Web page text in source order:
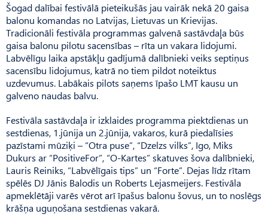
Šogad dalībai festivālā pieteikušās jau vairāk nekā 20 gaisa
balonu komandas no Latvijas, Lietuvas un Krievijas.
Tradicionāli festivāla programmas galvenā sastāvdaļa būs
gaisa balonu pilotu sacensības – rīta un vakara lidojumi.
Labvēlīgu laika apstākļu gadījumā dalībnieki veiks septiņus
sacensību lidojumus, katrā no tiem pildot noteiktus
uzdevumus. Labākais pilots saņems īpašo LMT kausu un
galveno naudas balvu.
Festivāla sastāvdaļa ir izklaides programma piektdienas un
sestdienas, 1.jūnija un 2.jūnija, vakaros, kurā piedalīsies
pazīstami mūziķi – “Otra puse”, “Dzelzs vilks”, Igo, Miks
Dukurs ar “PositiveFor”, “O-Kartes” skatuves šova dalībnieki,
Lauris Reiniks, “Labvēlīgais tips” un “Forte”. Dejas līdz rītam
spēlēs DJ Jānis Balodis un Roberts Lejasmeijers. Festivāla
apmeklētāji varēs vērot arī īpašus balonu šovus, un to noslēgs
krāšņa uguņošana sestdienas vakarā.